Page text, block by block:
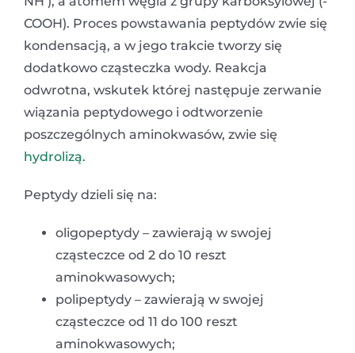
COOH). Proces powstawania peptydów zwie się
kondensacją, a w jego trakcie tworzy się
dodatkowo cząsteczka wody. Reakcja
odwrotna, wskutek której następuje zerwanie
wiązania peptydowego i odtworzenie
poszczególnych aminokwasów, zwie się
hydrolizą.
Peptydy dzieli się na:
oligopeptydy – zawierają w swojej
cząsteczce od 2 do 10 reszt
aminokwasowych;
polipeptydy – zawierają w swojej
cząsteczce od 11 do 100 reszt
aminokwasowych;